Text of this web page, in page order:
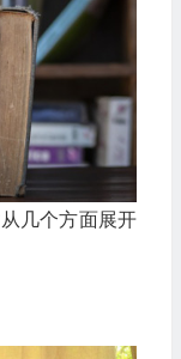
几个方面展开